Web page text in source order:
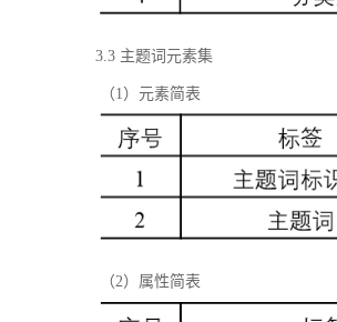
3.3 主题词元素集
（1）元素简表
（2）属性简表